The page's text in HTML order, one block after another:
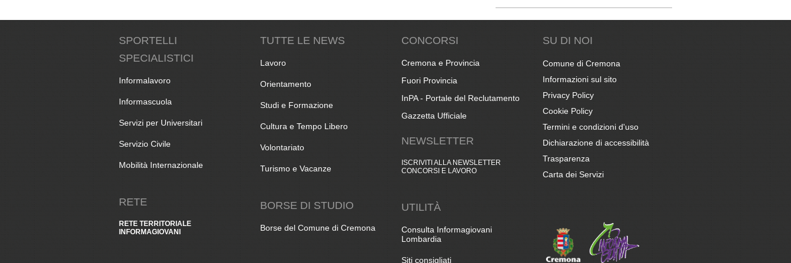
SPORTELLI
SPECIALISTICI
Informalavoro
Informascuola
Servizi per Universitari
Servizio Civile
Mobilità Internazionale
RETE
RETE TERRITORIALE
INFORMAGIOVANI
TUTTE LE NEWS
Lavoro
Orientamento
Studi e Formazione
Cultura e Tempo Libero
Volontariato
Turismo e Vacanze
BORSE DI STUDIO
Borse del Comune di Cremona
CONCORSI
Cremona e Provincia
Fuori Provincia
InPA - Portale del Reclutamento
Gazzetta Ufficiale
NEWSLETTER
ISCRIVITI ALLA NEWSLETTER
CONCORSI E LAVORO
UTILITÀ
Consulta Informagiovani
Lombardia
Siti consigliati
SU DI NOI
Comune di Cremona
Informazioni sul sito
Privacy Policy
Cookie Policy
Termini e condizioni d'uso
Dichiarazione di accessibilità
Trasparenza
Carta dei Servizi